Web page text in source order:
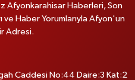
Afyonkarahisar Haberleri, Son
ve Haber Yorumlarıyla Afyon'un
Adresi.
Caddesi No:44 Daire:3 Kat:2